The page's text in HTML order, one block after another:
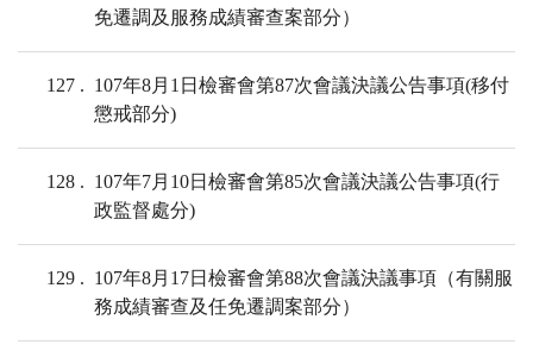
免遷調及服務成績審查案部分）
127
107年8月1日檢審會第87次會議決議公告事項(移付
懲戒部分)
128
107年7月10日檢審會第85次會議決議公告事項(行
政監督處分)
129
107年8月17日檢審會第88次會議決議事項（有關服
務成績審查及任免遷調案部分）